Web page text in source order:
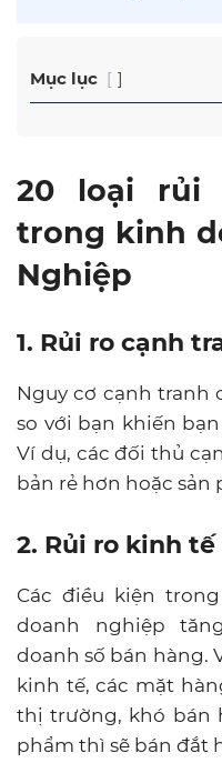
Mục lục
20 loại rủi
trong kinh
Nghiệp
1. Rủi ro cạnh
Nguy cơ cạnh tranh
so với bạn khiến
Ví dụ, các đối thủ
bản rẻ hơn hoặc sản
2. Rủi ro kinh tế
Các điều kiện
doanh nghiệp
doanh số bán hàng.
kinh tế, các mặt
thị trường, khó bán
phẩm thì sẽ bán đắt